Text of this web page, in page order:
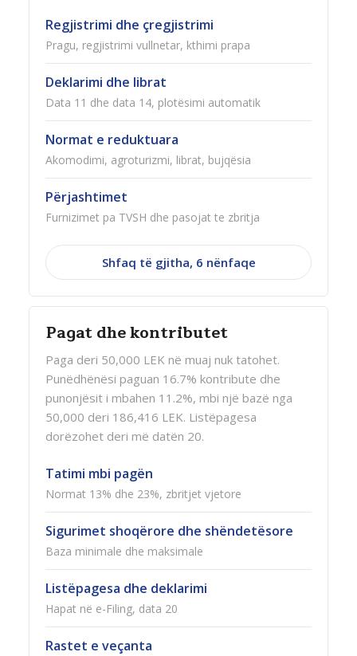
Regjistrimi dhe çregjistrimi
Pragu, regjistrimi vullnetar, kthimi prapa
Deklarimi dhe librat
Data 11 dhe data 14, plotësimi automatik
Normat e reduktuara
Akomodimi, agroturizmi, librat, bujqësia
Përjashtimet
Furnizimet pa TVSH dhe pasojat te zbritja
Shfaq të gjitha, 6 nënfaqe
Pagat dhe kontributet
Paga deri 50,000 LEK në muaj nuk tatohet.
Punëdhënësi paguan 16.7% kontribute dhe
punonjësit i mbahen 11.2%, mbi një bazë nga
50,000 deri 186,416 LEK. Listëpagesa
dorëzohet deri më datën 20.
Tatimi mbi pagën
Normat 13% dhe 23%, zbritjet vjetore
Sigurimet shoqërore dhe shëndetësore
Baza minimale dhe maksimale
Listëpagesa dhe deklarimi
Hapat në e-Filing, data 20
Rastet e veçanta